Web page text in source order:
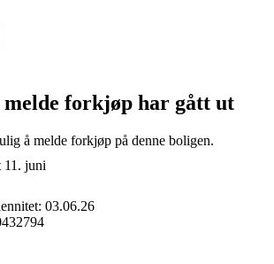
forkjøp har gått ut
å melde forkjøp på denne boligen.
11. juni
03.06.26